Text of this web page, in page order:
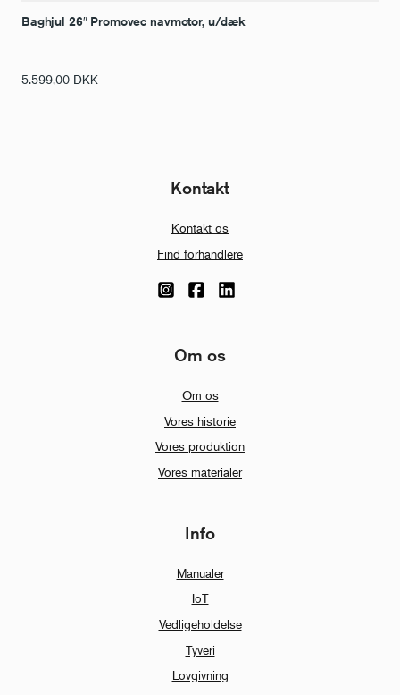
Baghjul 26″ Promovec navmotor, u/dæk
5.599,00 DKK
Kontakt
Kontakt os
Find forhandlere
Om os
Om os
Vores historie
Vores produktion
Vores materialer
Info
Manualer
IoT
Vedligeholdelse
Tyveri
Lovgivning